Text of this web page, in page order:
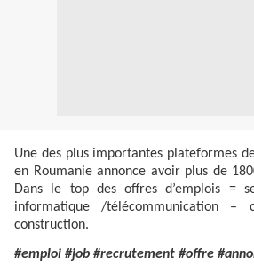
Une des plus importantes plateformes
en Roumanie annonce avoir plus de
Dans le top des offres d’emplois =
informatique /télécommunication
construction.
#emploi #job #recrutement #offre